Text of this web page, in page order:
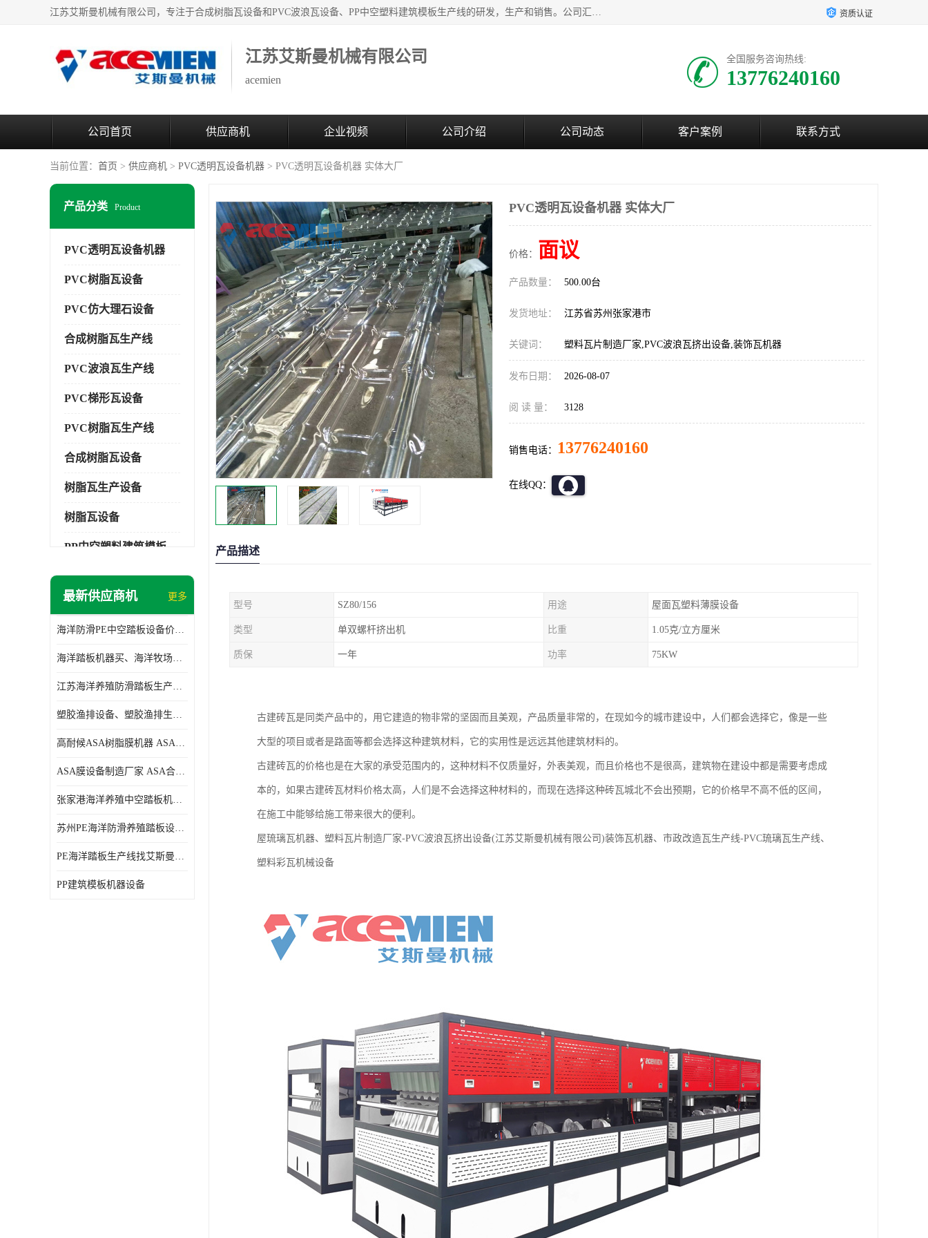
江苏艾斯曼机械有限公司，专注于合成树脂瓦设备和PVC波浪瓦设备、PP中空塑料建筑模板生产线的研发，生产和销售。公司汇集了一批专业技术领域的优秀人才，组成了以中青年科技精英为骨干的高素质科研队伍，在不断的产品研发实践中积累了丰富的产品设计经验和精深的理论知识。 资质认证
江苏艾斯曼机械有限公司
acemien
全国服务咨询热线:
13776240160
公司首页 供应商机 企业视频 公司介绍 公司动态 客户案例 联系方式
当前位置： 首页 > 供应商机 > PVC透明瓦设备机器 > PVC透明瓦设备机器 实体大厂
产品分类 Product
PVC透明瓦设备机器
PVC树脂瓦设备
PVC仿大理石设备
合成树脂瓦生产线
PVC波浪瓦生产线
PVC梯形瓦设备
PVC树脂瓦生产线
合成树脂瓦设备
树脂瓦生产设备
树脂瓦设备
塑料建筑模板
最新供应商机 更多
海洋防滑PE中空踏板设备价格、中空塑料海洋踏板设备价格
海洋踏板机器买、海洋牧场生产线买、塑料踏板设备买
江苏海洋养殖防滑踏板生产线、江苏海洋养殖防滑踏板设备
塑胶渔排设备、塑胶渔排生产线、海洋踏板设备
高耐候ASA树脂膜机器 ASA装饰流延薄膜机器
ASA膜设备制造厂家 ASA合成树脂瓦膜设备制造口碑厂家
张家港海洋养殖中空踏板机器价格、苏州专业生产制造PE塑胶渔排防滑踏板设备
苏州PE海洋防滑养殖踏板设备哪家专业、PE海洋防滑中空踏板生产线哪家专业
PE海洋踏板生产线找艾斯曼机械、海洋踏板机器找艾斯曼、PE防滑海洋养殖踏板设备价格
PP建筑模板机器设备
PVC透明瓦设备机器 实体大厂
价格： 面议
产品数量： 500.00台
发货地址： 江苏省苏州张家港市
关键词： 塑料瓦片制造厂家,PVC波浪瓦挤出设备,装饰瓦机器
发布日期： 2026-08-07
阅 读 量： 3128
销售电话： 13776240160
在线QQ：
产品描述
型号 SZ80/156 用途 屋面瓦塑料薄膜设备
类型 单双螺杆挤出机 比重 1.05克/立方厘米
质保 一年 功率 75KW
古建砖瓦是同类产品中的，用它建造的物非常的坚固而且美观，产品质量非常的，在现如今的城市建设中，人们都会选择它，像是一些
大型的项目或者是路面等都会选择这种建筑材料，它的实用性是远远其他建筑材料的。
古建砖瓦的价格也是在大家的承受范围内的，这种材料不仅质量好，外表美观，而且价格也不是很高，建筑物在建设中都是需要考虑成
本的，如果古建砖瓦材料价格太高，人们是不会选择这种材料的，而现在选择这种砖瓦城北不会出预期，它的价格早不高不低的区间，
在施工中能够给施工带来很大的便利。
屋琉璃瓦机器、塑料瓦片制造厂家-PVC波浪瓦挤出设备(江苏艾斯曼机械有限公司)装饰瓦机器、市政改造瓦生产线-PVC琉璃瓦生产线、
塑料彩瓦机械设备